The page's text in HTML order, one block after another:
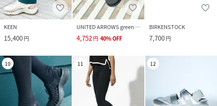
KEEN
15,400円
UNITED ARROWS green label relaxing
4,752円 40%OFF
BIRKENSTOCK
7,700円
10 11 12